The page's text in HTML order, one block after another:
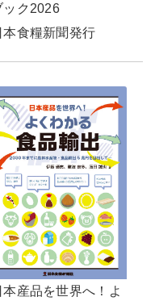
ック2026
本食糧新聞発行
本産品を世界へ！よ